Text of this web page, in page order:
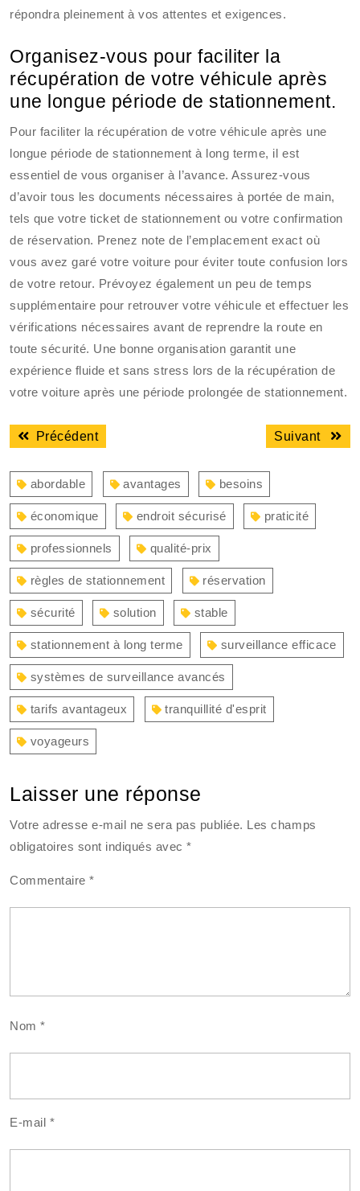
répondra pleinement à vos attentes et exigences.
Organisez-vous pour faciliter la
récupération de votre véhicule après
une longue période de stationnement.
Pour faciliter la récupération de votre véhicule après une
longue période de stationnement à long terme, il est
essentiel de vous organiser à l’avance. Assurez-vous
d’avoir tous les documents nécessaires à portée de main,
tels que votre ticket de stationnement ou votre confirmation
de réservation. Prenez note de l’emplacement exact où
vous avez garé votre voiture pour éviter toute confusion lors
de votre retour. Prévoyez également un peu de temps
supplémentaire pour retrouver votre véhicule et effectuer les
vérifications nécessaires avant de reprendre la route en
toute sécurité. Une bonne organisation garantit une
expérience fluide et sans stress lors de la récupération de
votre voiture après une période prolongée de stationnement.
Navigation
de
l’article
PrécédentArticle
Suivant
abordable avantages besoins
économique endroit sécurisé praticité
professionnels qualité-prix
règles de stationnement réservation
sécurité solution stable
stationnement à long terme surveillance efficace
systèmes de surveillance avancés
tarifs avantageux tranquillité d'esprit
voyageurs
Laisser une réponse
Votre adresse e-mail ne sera pas publiée. Les champs
obligatoires sont indiqués avec*
Commentaire*
Nom*
E-mail *